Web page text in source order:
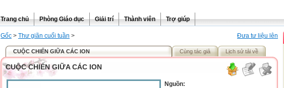
Trang chủ Phòng Giáo dục Giải trí Thành viên Trợ giúp
Đưa tư liệu lên
Gốc > Thư giãn cuối tuần >
CUỘC CHIẾN GIỮA CÁC ION Cùng tác giả Lịch sử tải về
CUỘC CHIẾN GIỮA CÁC ION
Nguồn: